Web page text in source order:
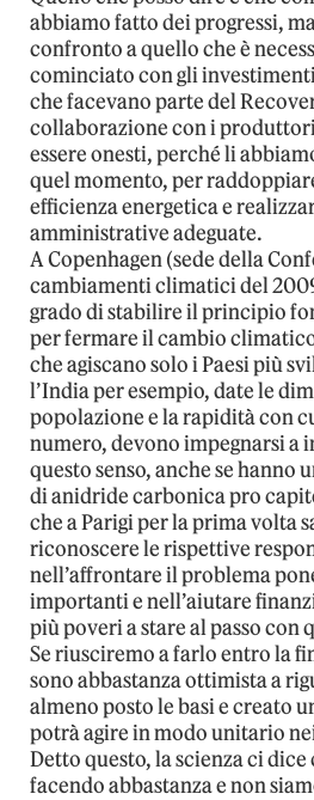
abbiamo fatto dei progressi,
confronto a quello che è
cominciato con gli
che facevano parte del
collaborazione con i
essere onesti, perché li
quel momento, per
efficienza energetica e
amministrative adeguate.
A Copenhagen (sede della
cambiamenti climatici del
grado di stabilire il principio
per fermare il cambio
che agiscano solo i Paesi più
l’India per esempio, date le
popolazione e la rapidità con
numero, devono impegnarsi a
questo senso, anche se hanno
di anidride carbonica pro
che a Parigi per la prima volta
riconoscere le rispettive
nell’affrontare il problema
importanti e nell’aiutare
più poveri a stare al passo con
Se riusciremo a farlo entro la
sono abbastanza ottimista a
almeno posto le basi e creato
potrà agire in modo unitario
Detto questo, la scienza ci dice
facendo abbastanza e non